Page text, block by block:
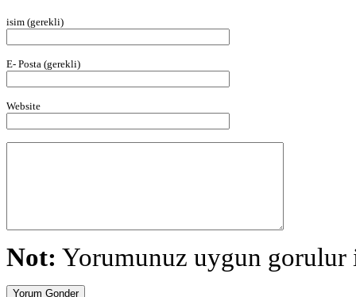
isim (gerekli)
E- Posta (gerekli)
Website
Not: Yorumunuz uygun